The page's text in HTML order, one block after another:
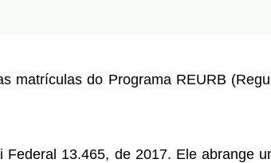
matrículas do Programa REURB
13.465, de 2017. Ele abrange